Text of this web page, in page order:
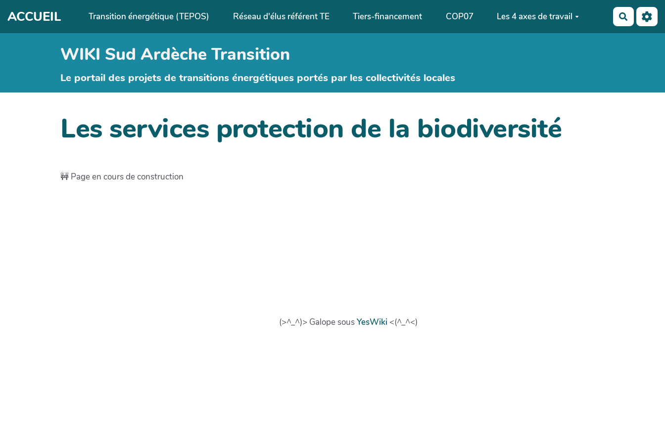
Aller au contenu principal
ACCUEIL Transition énergétique (TEPOS) Réseau d'élus référent TE Tiers-financement COP07 Les 4 axes de travail
WIKI Sud Ardèche Transition
Le portail des projets de transitions énergétiques portés par les collectivités locales
Les services protection de la biodiversité
🚧 Page en cours de construction
(>^_^)> Galope sousYesWiki <(^_^<)